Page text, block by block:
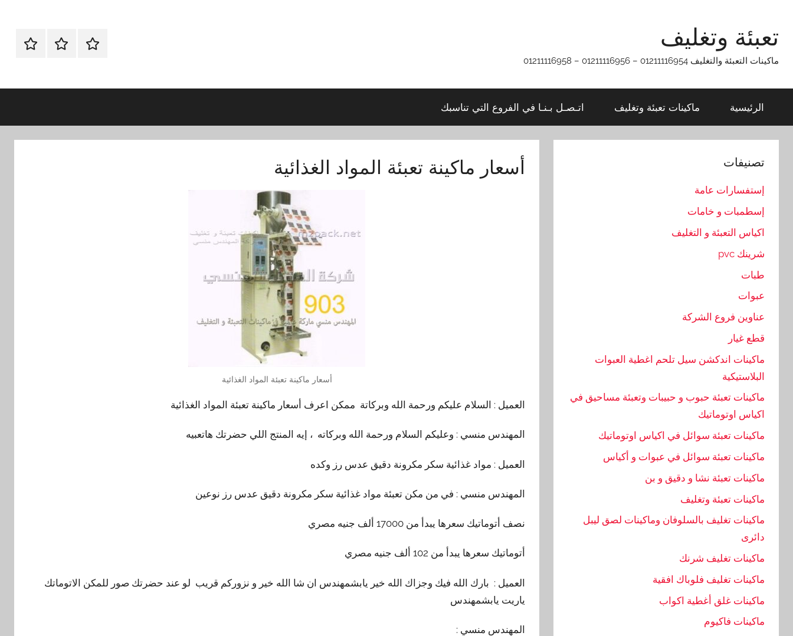
content
تعبئة وتغليف
ماكينات التعبئة والتغليف 01211116954 – 01211116956 – 01211116958
الرئيسيةماكينات اتـصـل
تناسبك
الرئيسية ماكينات تعبئة وتغليف اتـصـل بـنـا في الفروع التي تناسبك
أسعار ماكينة تعبئة المواد الغذائية
أسعار ماكينة تعبئة المواد الغذائية
العميل : السلام عليكم ورحمة الله وبركاتة ممكن اعرف أسعار ماكينة تعبئة المواد الغذائية
المهندس منسي : وعليكم السلام ورحمة الله وبركاته ، إيه المنتج اللي حضرتك هاتعبيه
العميل : مواد غذائية سكر مكرونة دقيق عدس رز وكده
المهندس منسي : في من مكن تعبئة مواد غذائية سكر مكرونة دقيق عدس رز نوعين
نصف أتوماتيك سعرها يبدأ من 17000 ألف جنيه مصري
أتوماتيك سعرها يبدأ من 102 ألف جنيه مصري
العميل : بارك الله فيك وجزاك الله خير يابشمهندس ان شا الله خير و نزوركم قريب لو عند حضرتك صور للمكن الاتوماتك
ياريت يابشمهندس
المهندس منسي :
تصنيفات
إستفسارات عامة
إسطمبات و خامات
اكياس التعبئة و التغليف
شرينك pvc
طبات
عبوات
عناوين فروع الشركة
قطع غيار
ماكينات اندكشن سيل تلحم اغطية العبوات
البلاستيكية
ماكينات تعبئة حبوب و حبيبات وتعبئة مساحيق في
اكياس اوتوماتيك
ماكينات تعبئة سوائل في اكياس اوتوماتيك
ماكينات تعبئة سوائل في عبوات و أكياس
ماكينات تعبئة نشا و دقيق و بن
ماكينات تعبئة وتغليف
ماكينات تغليف بالسلوفان وماكينات لصق ليبل
دائرى
ماكينات تغليف شرنك
ماكينات تغليف فلوباك افقية
ماكينات غلق أغطية اكواب
ماكينات فاكيوم